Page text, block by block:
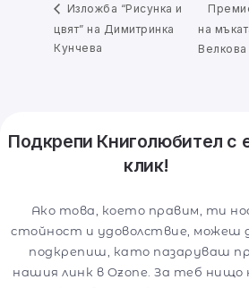
Изложба “Рисунка и
цвят” на Димитринка
Кунчева
на
Велкова
Подкрепи Книголюбител с
клик!
Ако това, което правим, ти
стойност и удоволствие, можеш
подкрепиш, като пазаруваш
нашия линк в Ozone. За теб нищо